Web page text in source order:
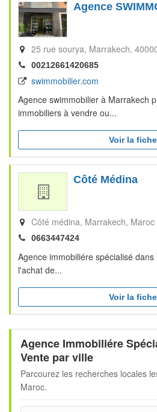
Agence
25 rue sourya Marrakech
00212661420685
swimmobilier.com
Agence swimmobilier à Marrakech
immobiliers à vendre ou...
Voir la fiche
Côté Médina
Côté médina Marrakech Maroc
0663447424
Agence immobiliére spécialisé
l'achat de...
Voir la fiche
Agence Immobiliére
Vente par ville
Parcourez les recherches locales
Maroc.